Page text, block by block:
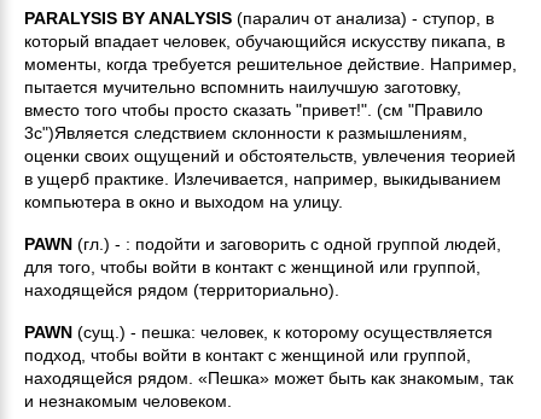
PARALYSIS BY ANALYSIS (паралич от анализа) - ступор, в
который впадает человек, обучающийся искусству пикапа, в
моменты, когда требуется решительное действие. Например,
пытается мучительно вспомнить наилучшую заготовку,
вместо того чтобы просто сказать "привет!". (см "Правило
3с")Является следствием склонности к размышлениям,
оценки своих ощущений и обстоятельств, увлечения теорией
в ущерб практике. Излечивается, например, выкидыванием
компьютера в окно и выходом на улицу.
PAWN (гл.) - : подойти и заговорить с одной группой людей,
для того, чтобы войти в контакт с женщиной или группой,
находящейся рядом (территориально).
PAWN (сущ.) - пешка: человек, к которому осуществляется
подход, чтобы войти в контакт с женщиной или группой,
находящейся рядом. «Пешка» может быть как знакомым, так
и незнакомым человеком.